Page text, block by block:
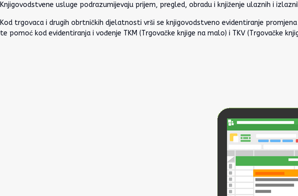
Knjigovodstvene usluge podrazumijevaju prijem, pregled, obradu i knjiženje ulaznih i
Kod trgovaca i drugih obrtničkih djelatnosti vrši se knjigovodstveno evidentiranje promjena
te pomoć kod evidentiranja i vođenje TKM (Trgovačke knjige na malo) i TKV (Trgovačke